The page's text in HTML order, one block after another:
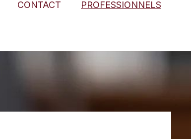
CONTACT PROFESSIONNELS